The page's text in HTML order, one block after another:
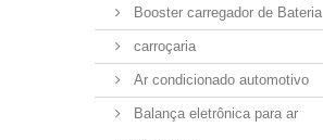
Booster carregador de Bateria
carroçaria
Ar condicionado automotivo
Balança eletrônica para ar